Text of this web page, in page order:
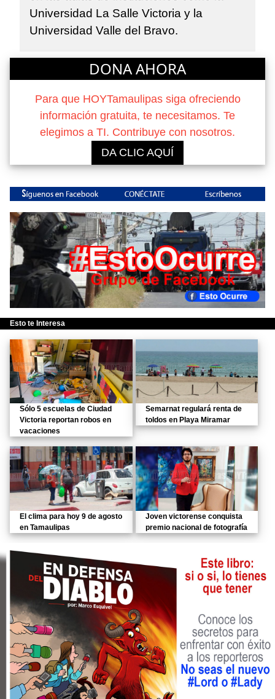
Universidad La Salle Victoria y la
Universidad Valle del Bravo.
DONA AHORA
Para que HOYTamaulipas siga ofreciendo
información gratuita, te necesitamos. Te
elegimos a TI. Contribuye con nosotros.
DA CLIC AQUÍ
Esto te Interesa
Sólo 5 escuelas de Ciudad
Victoria reportan robos en
vacaciones
Semarnat regulará renta de
toldos en Playa Miramar
El clima para hoy 9 de agosto
en Tamaulipas
Joven victorense conquista
premio nacional de fotografía